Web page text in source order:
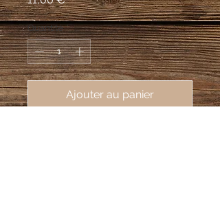
Quantité *
Ajouter au panier